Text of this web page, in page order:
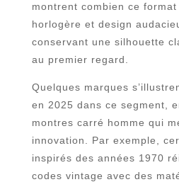
montrent combien ce
horlogère et design
conservant une silhouette
au premier regard.
Quelques marques
en 2025 dans ce segment,
montres carré homme qui
innovation. Par exemple,
inspirés des années 1970
codes vintage avec des